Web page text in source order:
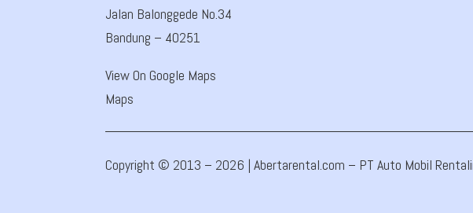
Jalan Balonggede No.34
Bandung – 40251
View On Google Maps
Maps
Copyright © 2013 – 2026 | Abertarental.com – PT Auto Mobil